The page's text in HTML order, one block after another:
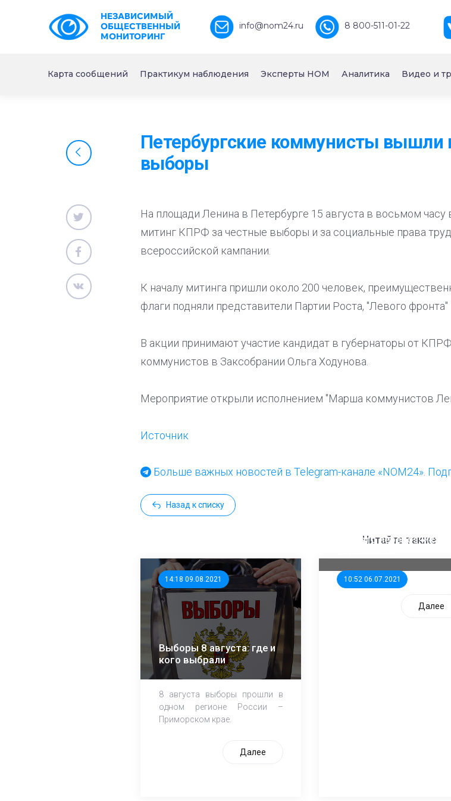
НЕЗАВИСИМЫЙ
ОБЩЕСТВЕННЫЙ
МОНИТОРИНГ
info@nom24.ru 8 800-511-01-22
Карта сообщений Практикум наблюдения Эксперты НОМ Аналитика Видео и
Петербургские коммунисты вышли
выборы
На площади Ленина в Петербурге 15 августа в восьмом часу
митинг КПРФ за честные выборы и за социальные права
всероссийской кампании.
К началу митинга пришли около 200 человек,
флаги подняли представители Партии Роста, "Левого
В акции принимают участие кандидат в губернаторы от
коммунистов в Заксобрании Ольга Ходунова.
Мероприятие открыли исполнением "Марша коммунистов
Источник
Больше важных новостей в Telegram-канале «NOM24».
Назад к списку
Читайте также
14:18 09.08.2021
Выборы 8 августа: где и
кого выбрали
8 августа выборы прошли в
одном регионе России –
Приморском крае.
Далее
10:52 06.07.2021
единого перевозчика
Далее